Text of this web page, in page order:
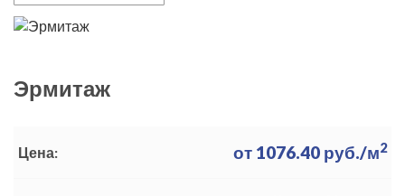
Эрмитаж
Цена: от 1076.40 руб./м2